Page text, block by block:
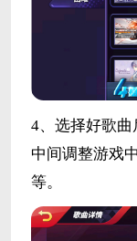
4、选择好歌
中间调整游戏
等。